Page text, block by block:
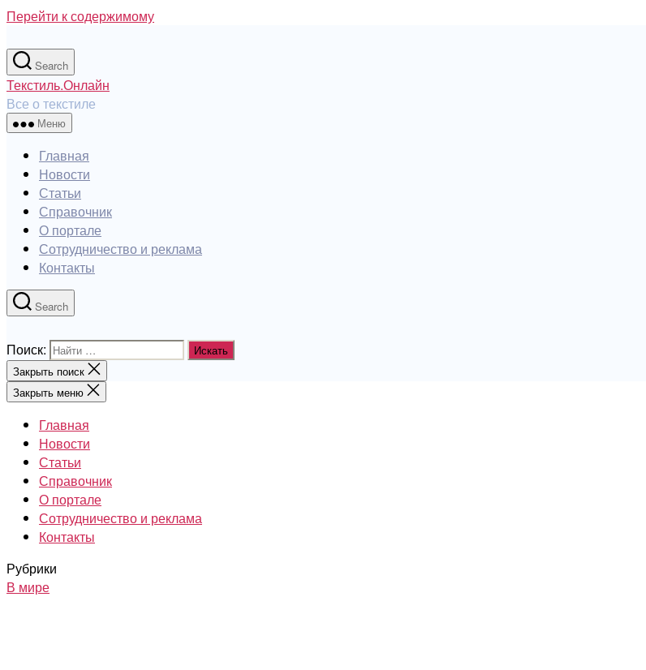
Перейти к содержимому
Search
Текстиль.Онлайн
Все о текстиле
Меню
Главная
Новости
Статьи
Справочник
О портале
Сотрудничество и реклама
Контакты
Search
Поиск:
Закрыть поиск
Закрыть меню
Главная
Новости
Статьи
Справочник
О портале
Сотрудничество и реклама
Контакты
Рубрики
В мире